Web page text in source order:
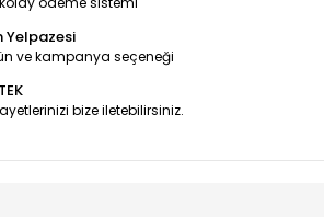
Yelpazesi
ve kampanya seçeneği
bize iletebilirsiniz.